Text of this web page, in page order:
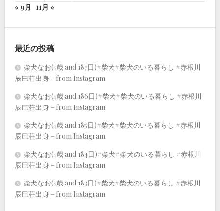
« 9月 11月 »
最近の投稿
柴犬なお(4歳 and 187日)#柴犬#柴犬のいる暮らし #赤根川
辰巳荘出身 – from Instagram
柴犬なお(4歳 and 186日)#柴犬#柴犬のいる暮らし #赤根川
辰巳荘出身 – from Instagram
柴犬なお(4歳 and 185日)#柴犬#柴犬のいる暮らし #赤根川
辰巳荘出身 – from Instagram
柴犬なお(4歳 and 184日)#柴犬#柴犬のいる暮らし #赤根川
辰巳荘出身 – from Instagram
柴犬なお(4歳 and 183日)#柴犬#柴犬のいる暮らし #赤根川
辰巳荘出身 – from Instagram